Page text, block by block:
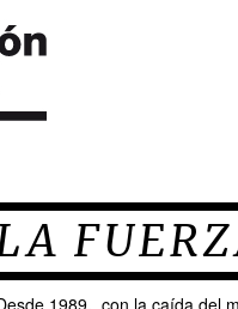
1989, con la caída del